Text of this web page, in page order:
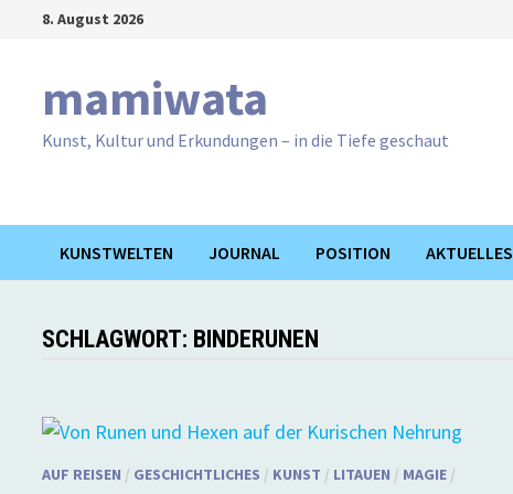
8. August 2026
mamiwata
Kunst, Kultur und Erkundungen – in die Tiefe geschaut
KUNSTWELTEN JOURNAL POSITION AKTUELLES
SCHLAGWORT: BINDERUNEN
AUF REISEN / GESCHICHTLICHES / KUNST / LITAUEN / MAGIE /